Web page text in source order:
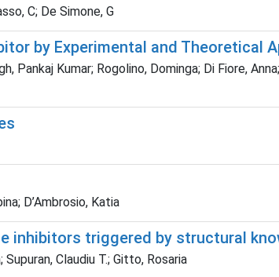
C; De Simone, G
by Experimental and Theoretical
Kumar; Rogolino, Dominga; Di Fiore,
D’Ambrosio, Katia
inhibitors triggered by structural
Claudiu T.; Gitto, Rosaria